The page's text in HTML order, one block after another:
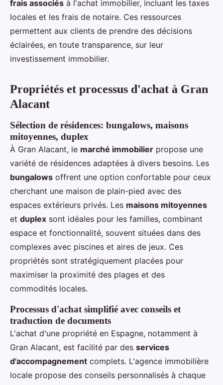
frais associés à l'achat immobilier, incluant les taxes
locales et les frais de notaire. Ces ressources
permettent aux clients de prendre des décisions
éclairées, en toute transparence, sur leur
investissement immobilier.
Propriétés et processus d'achat à Gran
Alacant
Sélection de résidences: bungalows, maisons
mitoyennes, duplex
À Gran Alacant, le marché immobilier propose une
variété de résidences adaptées à divers besoins. Les
bungalows offrent une option confortable pour ceux
cherchant une maison de plain-pied avec des
espaces extérieurs privés. Les maisons mitoyennes
et duplex sont idéales pour les familles, combinant
espace et fonctionnalité, souvent situées dans des
complexes avec piscines et aires de jeux. Ces
propriétés sont stratégiquement placées pour
maximiser la proximité des plages et des
commodités locales.
Processus d'achat simplifié avec conseils et
traduction de documents
L'achat d'une propriété en Espagne, notamment à
Gran Alacant, est facilité par des services
d'accompagnement complets. L'agence immobilière
locale propose des conseils personnalisés à chaque